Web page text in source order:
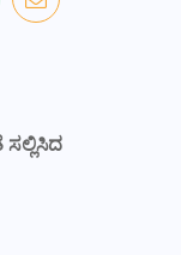
ಸಲ್ಲಿಸಿದ